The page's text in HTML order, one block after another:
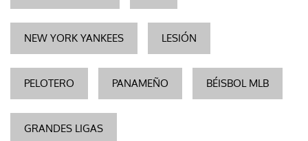
NEW YORK YANKEES LESIÓN
PELOTERO PANAMEÑO BÉISBOL MLB
GRANDES LIGAS